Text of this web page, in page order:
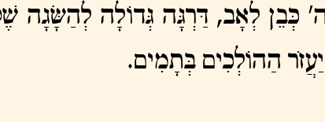
כְּבֵן לְאָב, דַּרְגָּה גְּדוֹלָה לְהַשָּׂגָה
הַהוֹלְכִים בְּתָמִים.